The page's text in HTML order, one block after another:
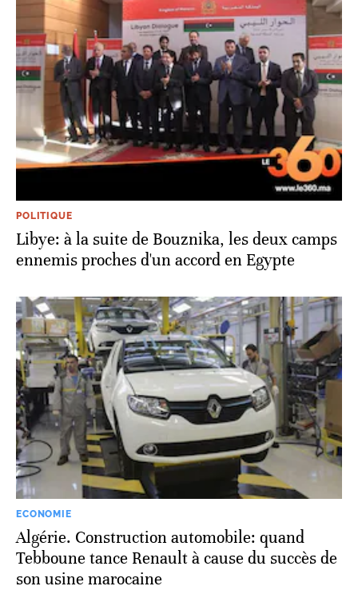
POLITIQUE
Libye: à la suite de Bouznika, les deux camps
ennemis proches d'un accord en Egypte
ECONOMIE
Algérie. Construction automobile: quand
Tebboune tance Renault à cause du succès de
son usine marocaine